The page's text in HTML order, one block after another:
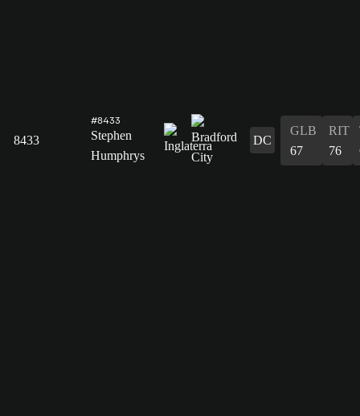
8433
#8433
Stephen
Humphrys
DC
GLB
67
RIT
76